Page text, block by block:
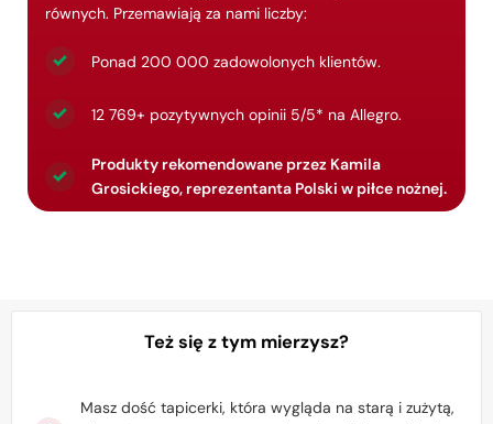
równych. Przemawiają za nami liczby:
Ponad 200 000 zadowolonych klientów.
12 769+ pozytywnych opinii 5/5* na Allegro.
Produkty rekomendowane przez Kamila
Grosickiego, reprezentanta Polski w piłce nożnej.
Też się z tym mierzysz?
Masz dość tapicerki, która wygląda na starą i zużytą,